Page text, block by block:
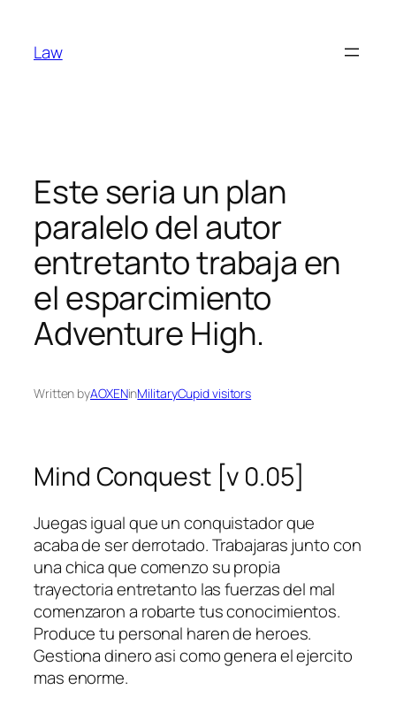
content
Law
Este seri­a un plan
paralelo del autor
entretanto trabaja en
el esparcimiento
Adventure High.
Written byAOXENinMilitaryCupid visitors
Mind Conquest [v 0.05]
Juegas igual que un conquistador que
acaba de ser derrotado. Trabajaras junto con
una chica que comenzo su propia
trayectoria entretanto las fuerzas del mal
comenzaron a robarte tus conocimientos.
Produce tu personal haren de heroes.
Gestiona dinero asi­ como genera el ejercito
mas enorme.